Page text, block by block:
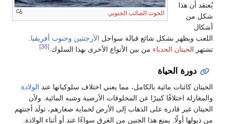
الحوت الصائب الجنوبي
يُعتقد أن هذا
شكل من
أشكال
اللعب ويظهر بشكل شائع قبالة سواحل الأرجنتين وجنوب أفريقيا
تشتهر الحيتان الحدباء من بين الأنواع الأخرى بهذا السلوك. [36]
دورة الحياة
الحيتان كائنات مائية بالكامل، مما يعني اختلاف سلوكياتها عند الولادة
والمغازلة اختلافًا كبيرًا عن المخلوقات الأرضية وشبه المائية. ولأن
الحيتان غير قادرة على الذهاب إلى الأرض لحماية صغارهم، تولَد أجنتهم
من ذيولها أولًا. يمنع هذا الجنين من الغرق سواءًا عند أو أثناء الولادة.